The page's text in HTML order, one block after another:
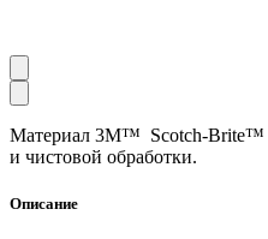
Материал 3M™ Scotch-Brite™
и чистовой обработки.
Описание